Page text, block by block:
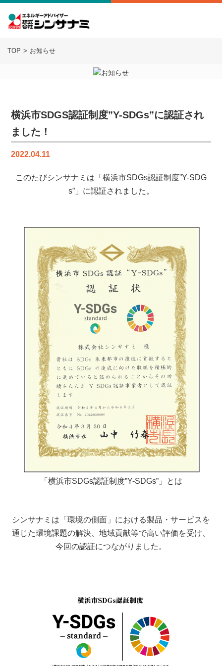
TOP お知らせ
横浜市SDGS認証制度”Y-SDGs”に認証され
ました！
2022.04.11
このたびシンサナミは「横浜市SDGs認証制度”Y-SDG
s”」に認証されました。
「横浜市SDGs認証制度”Y-SDGs”」とは
シンサナミは「環境の側面」における製品・サービスを
通じた環境課題の解決、地域貢献等で高い評価を受け、
今回の認証につながりました。